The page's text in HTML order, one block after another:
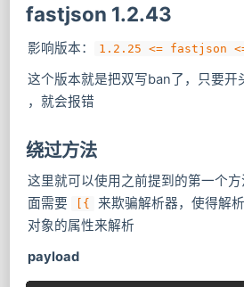
fastjson 1.2.43
影响版本： 1.2.25 <= fastjson
这个版本就是把双写ban了，只要开
，就会报错
绕过方法
这里就可以使用之前提到的第一个方
面需要
[{
来欺骗解析器，使得解
对象的属性来解析
payload